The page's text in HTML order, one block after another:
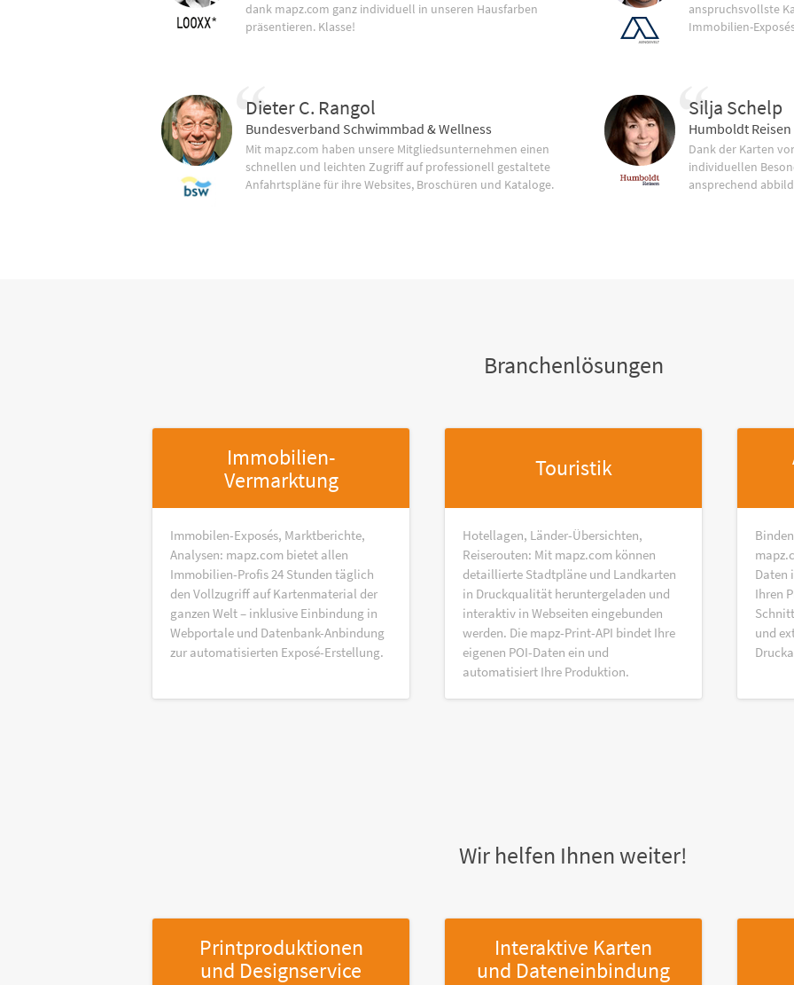
dank mapz.com ganz individuell in unseren Hausfarben
präsentieren. Klasse!
Dieter C. Rangol
Bundesverband Schwimmbad & Wellness
Mit mapz.com haben unsere Mitgliedsunternehmen einen
schnellen und leichten Zugriff auf professionell gestaltete
Anfahrtspläne für ihre Websites, Broschüren und Kataloge.
anspruchsvollste
Immobilien-
Silja Schelp
Humboldt Reisen
Dank der Karten
individuellen
ansprechend
Branchenlösungen
Immobilien-
Vermarktung
Immobilen-Exposés, Marktberichte,
Analysen: mapz.com bietet allen
Immobilien-Profis 24 Stunden täglich
den Vollzugriff auf Kartenmaterial der
ganzen Welt – inklusive Einbindung in
Webportale und Datenbank-Anbindung
zur automatisierten Exposé-Erstellung.
Touristik
Hotellagen, Länder-Übersichten,
Reiserouten: Mit mapz.com können
detaillierte Stadtpläne und Landkarten
in Druckqualität heruntergeladen und
interaktiv in Webseiten eingebunden
werden. Die mapz-Print-API bindet Ihre
eigenen POI-Daten ein und
automatisiert Ihre Produktion.
Daten
Ihren
und
Wir helfen Ihnen weiter!
Printproduktionen
und Designservice
Interaktive Karten
und Dateneinbindung